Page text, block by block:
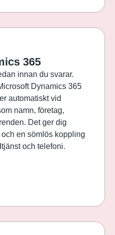
365
innan du svarar.
Dynamics 365
automatiskt vid
namn, företag,
Det ger dig
en sömlös koppling
och telefoni.